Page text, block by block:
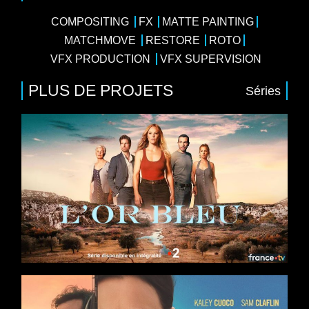
COMPOSITING FX
MATTE PAINTING
MATCHMOVE
RESTORE
ROTO
VFX PRODUCTION
VFX SUPERVISION
PLUS DE PROJETS Séries
/Drame/Thriller
Valérie Karsenti, Marie Kremer, Samir
France, France Télévisions